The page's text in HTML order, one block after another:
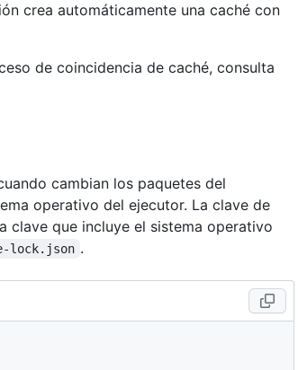
crea automáticamente una caché con
de coincidencia de caché, consulta
cambian los paquetes del
operativo del ejecutor. La clave de
clave que incluye el sistema operativo
lock.json .